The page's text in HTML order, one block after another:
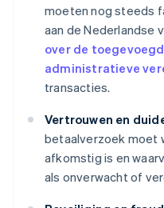
moeten nog steeds
aan de Nederlandse
over de
administratieve
transacties.
Vertrouwen en
betaalverzoek moet
afkomstig is en
als onverwacht of